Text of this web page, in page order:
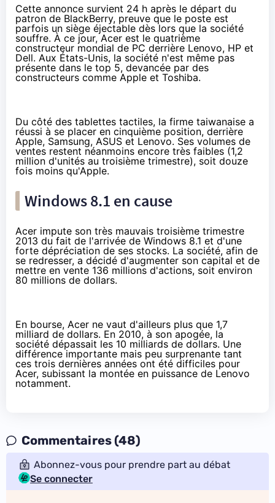
Cette annonce survient 24 h après le départ du
patron de BlackBerry, preuve que le poste est
parfois un siège éjectable dès lors que la société
souffre. À ce jour, Acer est le quatrième
constructeur mondial de PC derrière Lenovo, HP et
Dell. Aux États-Unis, la société n'est même pas
présente dans le top 5, devancée par des
constructeurs comme Apple et Toshiba.
Du côté des tablettes tactiles, la firme taiwanaise a
réussi à se placer en cinquième position, derrière
Apple, Samsung, ASUS et Lenovo. Ses volumes de
ventes restent néanmoins encore très faibles (1,2
million d'unités au troisième trimestre), soit douze
fois moins qu'Apple.
Windows 8.1 en cause
Acer impute son très mauvais troisième trimestre
2013 du fait de l'arrivée de Windows 8.1 et d'une
forte dépréciation de ses stocks. La société, afin de
se redresser, a décidé d'augmenter son capital et de
mettre en vente 136 millions d'actions, soit environ
80 millions de dollars.
En bourse, Acer ne vaut d'ailleurs plus que 1,7
milliard de dollars. En 2010, à son apogée, la
société dépassait les 10 milliards de dollars. Une
différence importante mais peu surprenante tant
ces trois dernières années ont été difficiles pour
Acer, subissant la montée en puissance de Lenovo
notamment.
Commentaires (48)
Abonnez-vous pour prendre part au débat
Se connecter